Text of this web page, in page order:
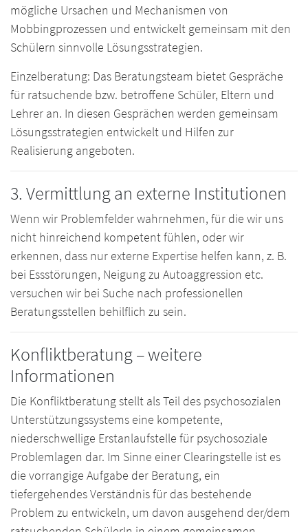
mögliche Ursachen und Mechanismen von
Mobbingprozessen und entwickelt gemeinsam mit den
Schülern sinnvolle Lösungsstrategien.
Einzelberatung: Das Beratungsteam bietet Gespräche
für ratsuchende bzw. betroffene Schüler, Eltern und
Lehrer an. In diesen Gesprächen werden gemeinsam
Lösungsstrategien entwickelt und Hilfen zur
Realisierung angeboten.
3. Vermittlung an externe Institutionen
Wenn wir Problemfelder wahrnehmen, für die wir uns
nicht hinreichend kompetent fühlen, oder wir
erkennen, dass nur externe Expertise helfen kann, z. B.
bei Essstörungen, Neigung zu Autoaggression etc.
versuchen wir bei Suche nach professionellen
Beratungsstellen behilflich zu sein.
Konfliktberatung – weitere
Informationen
Die Konfliktberatung stellt als Teil des psychosozialen
Unterstützungssystems eine kompetente,
niederschwellige Erstanlaufstelle für psychosoziale
Problemlagen dar. Im Sinne einer Clearingstelle ist es
die vorrangige Aufgabe der Beratung, ein
tiefergehendes Verständnis für das bestehende
Problem zu entwickeln, um davon ausgehend der/dem